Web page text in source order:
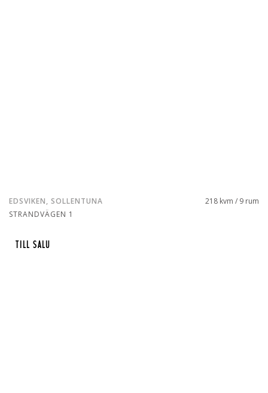
EDSVIKEN, SOLLENTUNA
STRANDVÄGEN 1
218 kvm / 9 rum
TILL SALU